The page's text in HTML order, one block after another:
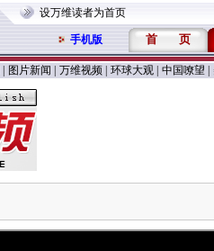
设万维读者为首页
手机版 首 页
图片新闻 万维视频 环球大观 中国嘹望